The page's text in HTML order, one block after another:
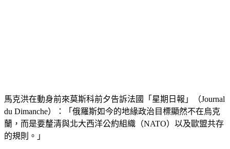
馬克洪在動身前來莫斯科前夕告訴法國「星期日報」（Journal
du Dimanche）：「俄羅斯如今的地緣政治目標顯然不在烏克
蘭，而是要釐清與北大西洋公約組織（NATO）以及歐盟共存
的規則。」